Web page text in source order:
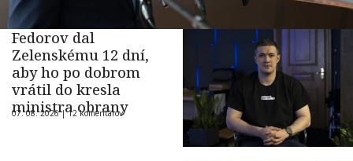
Fedorov dal
Zelenskému 12 dní,
aby ho po dobrom
vrátil do kresla
ministra obrany
07. 08. 2026 |12 komentárov